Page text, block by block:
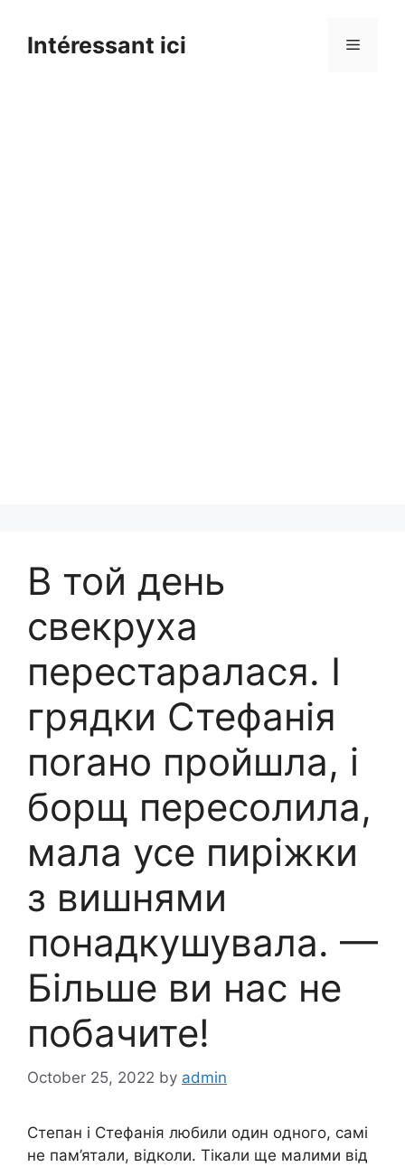
contentIntéressant ici Menu
В той день
свекруха
перестаралася. І
грядки Стефанія
поrано пройшла, і
борщ пересолила,
мала усе пиріжки
з вишнями
понадкушувала. —
Більше ви нас не
побачите!
October 25, 2022 by admin
Степан і Стефанія любили один одного, самі
не пам’ятали, відколи. Тікали ще малими від